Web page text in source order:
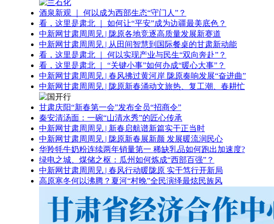
酒泉新观 ｜ 何以成为西部生态“守门人”？
看，这里是肃北 ｜ 如何让“平安”成为边疆最美底色？
中新网甘肃周周见 | 陇原各地竞逐高质量发展新赛道
中新网甘肃周周见 | 从田间智慧到国际餐桌的甘肃新动能
看，这里是肃北 ｜ 何以实现产业与民生“双向奔赴”？
看，这里是肃北 ｜ “关键小事”如何办成“暖心大事”？
中新网甘肃周周见 | 春风拂过黄河岸 陇原奏响发展“奋进曲”
中新网甘肃周周见 | 陇原新春涌动文旅热、复工潮、春耕忙
甘肃庆阳“新春第一会”发布全员“招商令”
秦安清汤面：一碗“山清水秀”的匠心传承
中新网甘肃周周见 | 新春启航谱新篇实干正当时
中新网甘肃周周见 | 陇原新春展新颜 发展暖流润民心
华羚牦牛奶粉连续两年销量第一 稀缺乳品如何跑出加速度?
绿电之城、煤储之枢：瓜州如何炼成“西部百强”？
中新网甘肃周周见 | 春风行动暖陇原 实干笃行开新局
高原寒冬何以沸腾？夏河“村晚”全民演绎最炫民族风